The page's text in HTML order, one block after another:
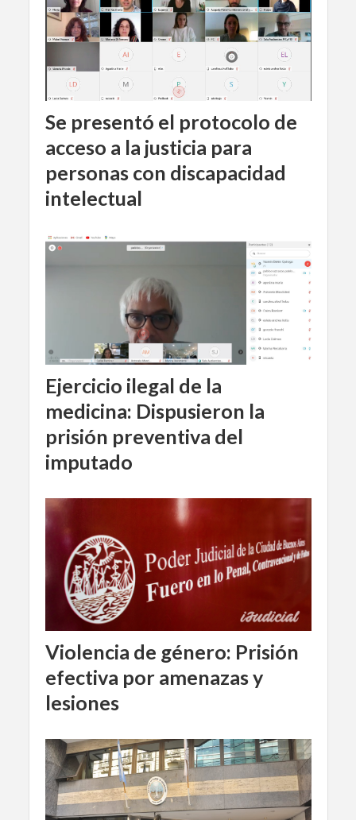
Se presentó el protocolo de
acceso a la justicia para
personas con discapacidad
intelectual
Ejercicio ilegal de la
medicina: Dispusieron la
prisión preventiva del
imputado
Violencia de género: Prisión
efectiva por amenazas y
lesiones